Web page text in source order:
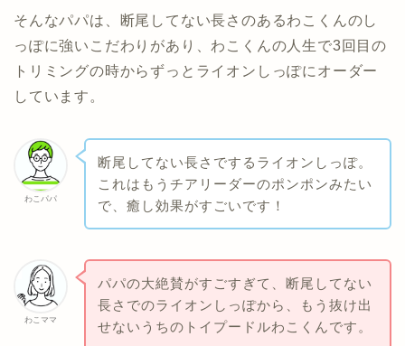
そんなパパは、断尾してない長さのあるわこくんのし
っぽに強いこだわりがあり、わこくんの人生で3回目の
トリミングの時からずっとライオンしっぽにオーダー
しています。
わこパパ
断尾してない長さでするライオンしっぽ。
これはもうチアリーダーのポンポンみたい
で、癒し効果がすごいです！
わこママ
パパの大絶賛がすごすぎて、断尾してない
長さでのライオンしっぽから、もう抜け出
せないうちのトイプードルわこくんです。